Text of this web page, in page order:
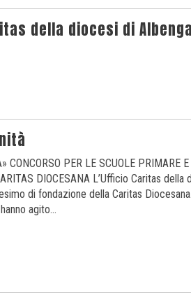
della diocesi di
CONCORSO PER LE SCUOLE PRIMARE
DIOCESANA L’Ufficio Caritas
di fondazione della Caritas
agito…